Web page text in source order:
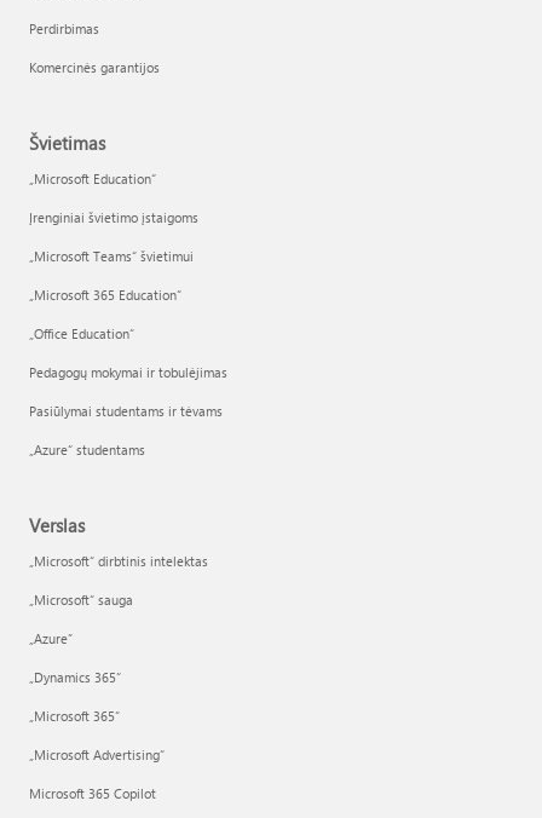
Perdirbimas
Komercinės garantijos
Švietimas
„Microsoft Education“
Įrenginiai švietimo įstaigoms
„Microsoft Teams“ švietimui
„Microsoft 365 Education“
„Office Education“
Pedagogų mokymai ir tobulėjimas
Pasiūlymai studentams ir tėvams
„Azure“ studentams
Verslas
„Microsoft“ dirbtinis intelektas
„Microsoft“ sauga
„Azure”
„Dynamics 365“
„Microsoft 365“
„Microsoft Advertising“
Microsoft 365 Copilot